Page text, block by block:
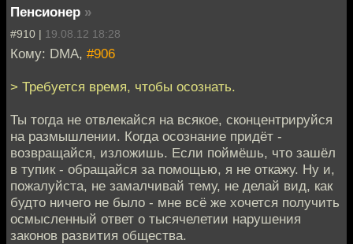
Пенсионер »
#910 | 19.08.12 18:28
Кому: DMA, #906
> Требуется время, чтобы осознать.
Ты тогда не отвлекайся на всякое, сконцентрируйся
на размышлении. Когда осознание придёт -
возвращайся, изложишь. Если поймёшь, что зашёл
в тупик - обращайся за помощью, я не откажу. Ну и,
пожалуйста, не замалчивай тему, не делай вид, как
будто ничего не было - мне всё же хочется получить
осмысленный ответ о тысячелетии нарушения
законов развития общества.